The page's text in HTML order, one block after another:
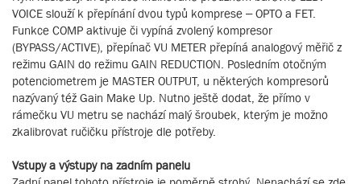
VOICE slouží k přepínání dvou typů komprese – OPTO a FET.
Funkce COMP aktivuje či vypíná zvolený kompresor
(BYPASS/ACTIVE), přepínač VU METER přepíná analogový měřič z
režimu GAIN do režimu GAIN REDUCTION. Posledním otočným
potenciometrem je MASTER OUTPUT, u některých kompresorů
nazývaný též Gain Make Up. Nutno ještě dodat, že přímo v
rámečku VU metru se nachází malý šroubek, kterým je možno
zkalibrovat ručičku přístroje dle potřeby.
Vstupy a výstupy na zadním panelu